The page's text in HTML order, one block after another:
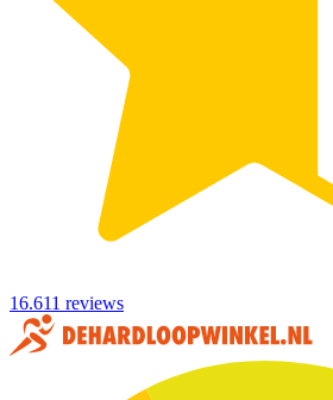
16.611 reviews